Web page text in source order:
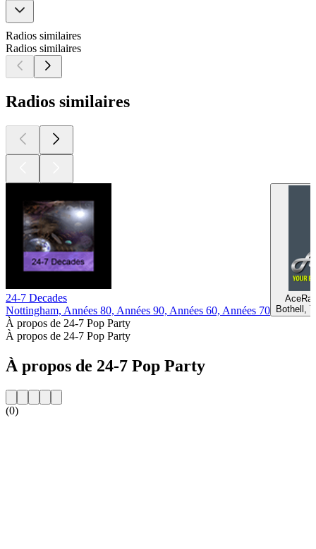
Radios similaires
Radios similaires
Radios similaires
24-7 Decades
Nottingham, Années 80, Années 90, Années 60, Années 70
Bothell,
À propos de 24-7 Pop Party
À propos de 24-7 Pop Party
À propos de 24-7 Pop Party
(0)